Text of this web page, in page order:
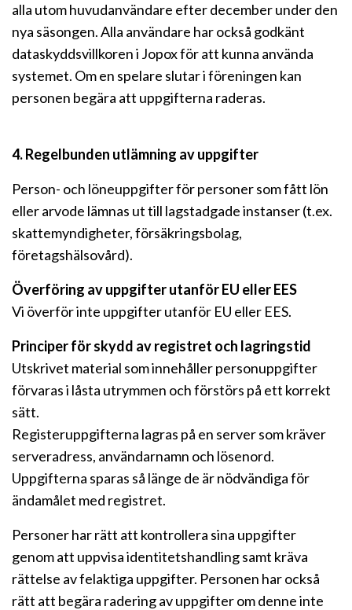
alla utom huvudanvändare efter december under den
nya säsongen. Alla användare har också godkänt
dataskyddsvillkoren i Jopox för att kunna använda
systemet. Om en spelare slutar i föreningen kan
personen begära att uppgifterna raderas.
4. Regelbunden utlämning av uppgifter
Person- och löneuppgifter för personer som fått lön
eller arvode lämnas ut till lagstadgade instanser (t.ex.
skattemyndigheter, försäkringsbolag,
företagshälsovård).
Överföring av uppgifter utanför EU eller EES
Vi överför inte uppgifter utanför EU eller EES.
Principer för skydd av registret och lagringstid
Utskrivet material som innehåller personuppgifter
förvaras i låsta utrymmen och förstörs på ett korrekt
sätt.
Registeruppgifterna lagras på en server som kräver
serveradress, användarnamn och lösenord.
Uppgifterna sparas så länge de är nödvändiga för
ändamålet med registret.
Personer har rätt att kontrollera sina uppgifter
genom att uppvisa identitetshandling samt kräva
rättelse av felaktiga uppgifter. Personen har också
rätt att begära radering av uppgifter om denne inte